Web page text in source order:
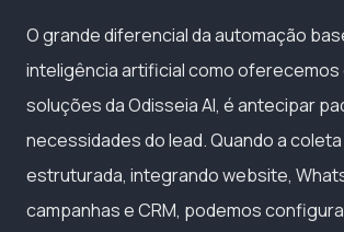
O grande diferencial da automação
inteligência artificial como oferecemos
soluções da Odisseia AI, é antecipar
necessidades do lead. Quando a
estruturada, integrando website,
campanhas e CRM, podemos